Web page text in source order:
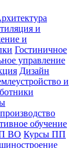
и
и
Гостиничное
управление
Дизайн
и
обучение
ВО Курсы ПП